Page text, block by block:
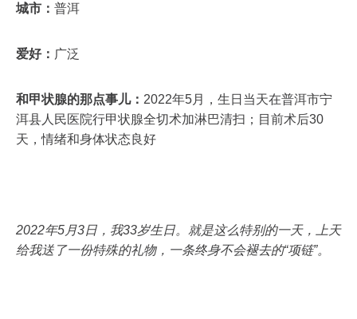
城市： 普洱
爱好： 广泛
和甲状腺的那点事儿： 2022年5月，生日当天在普洱市宁
洱县人民医院行甲状腺全切术加淋巴清扫；目前术后30
天，情绪和身体状态良好
2022年5月3日，我33岁生日。就是这么特别的一天，上天
给我送了一份特殊的礼物，一条终身不会褪去的“项链”。